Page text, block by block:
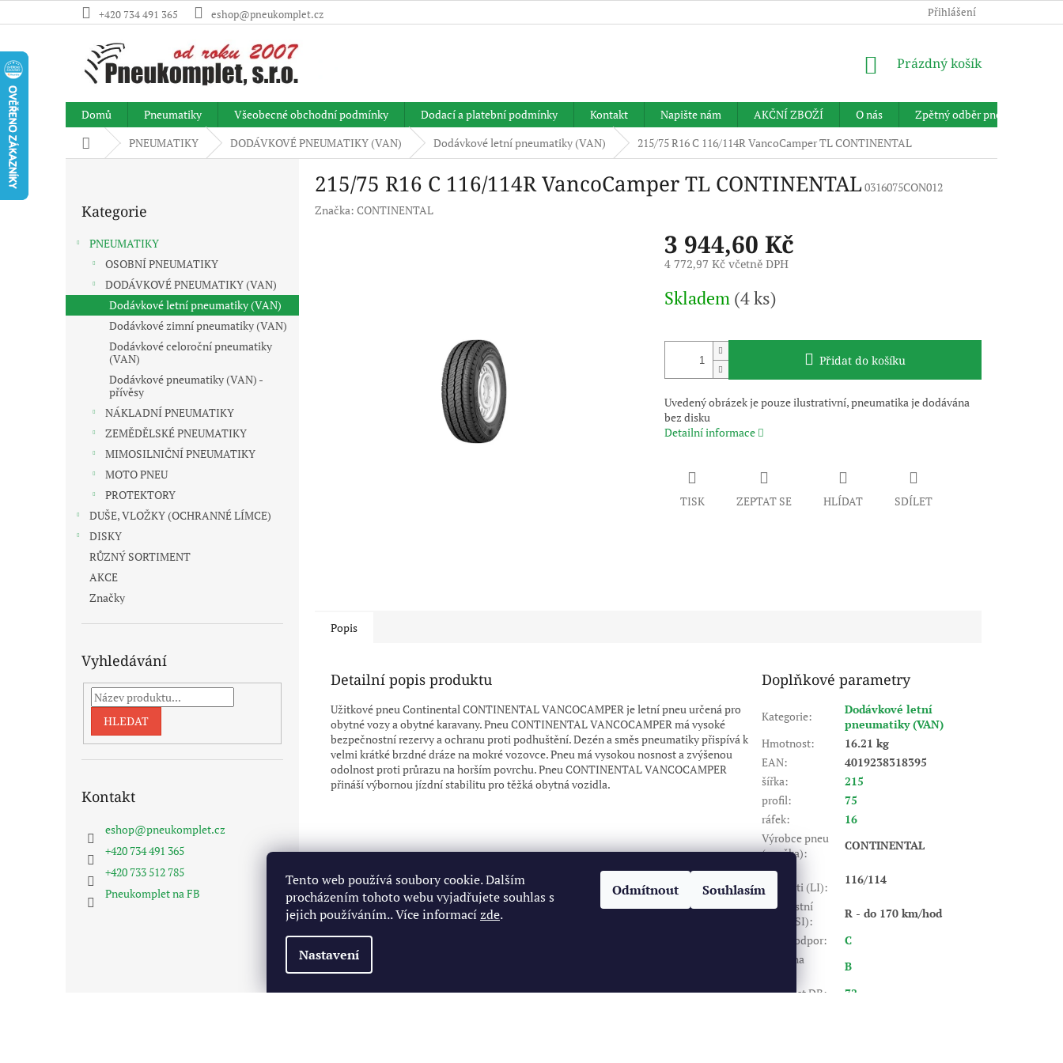
Tento web používá soubory cookie. Dalším
procházením tohoto webu vyjadřujete souhlas s
jejich používáním.. Více informacízde.
Nastavení
Odmítnout Souhlasím
na
+420 734 491 365 eshop@pneukomplet.cz Přihlášení
NÁKUPNÍ
Prázdný košík
Domů Pneumatiky Všeobecné obchodní podmínky Dodací a platební podmínky Kontakt Napište nám AKČNÍ ZBOŽÍ O nás
Zpětný odběr pneumatik
Domů PNEUMATIKY DODÁVKOVÉ PNEUMATIKY (VAN) Dodávkové letní pneumatiky (VAN) 215/75 R16 C 116/114R VancoCamper TL CONTINENTAL
kategorie
Kategorie
PNEUMATIKY
OSOBNÍ PNEUMATIKY
DODÁVKOVÉ PNEUMATIKY (VAN)
Dodávkové letní pneumatiky (VAN)
Dodávkové zimní pneumatiky (VAN)
Dodávkové celoroční pneumatiky
(VAN)
Dodávkové pneumatiky (VAN) -
přívěsy
NÁKLADNÍ PNEUMATIKY
ZEMĚDĚLSKÉ PNEUMATIKY
MIMOSILNIČNÍ PNEUMATIKY
MOTO PNEU
PROTEKTORY
DUŠE, VLOŽKY (OCHRANNÉ LÍMCE)
DISKY
RŮZNÝ SORTIMENT
AKCE
Značky
Vyhledávání
HLEDAT
Kontakt
eshop@pneukomplet.cz
+420 734 491 365
+420 733 512 785
Pneukomplet na FB
215/75 R16 C 116/114R VancoCamper TL CONTINENTAL 0316075CON012
Značka: CONTINENTAL
3 944,60 Kč
4 772,97 Kč včetně DPH
cena:
Skladem (4 ks)
Přidat do košíku
Uvedený obrázek je pouze ilustrativní, pneumatika je dodávána
bez disku
Detailní informace
TISK ZEPTAT SE HLÍDAT SDÍLET
Popis
Detailní popis produktu
Užitkové pneu Continental CONTINENTAL VANCOCAMPER je letní pneu určená pro
obytné vozy a obytné karavany. Pneu CONTINENTAL VANCOCAMPER má vysoké
bezpečnostní rezervy a ochranu proti podhuštění. Dezén a směs pneumatiky přispívá k
velmi krátké brzdné dráze na mokré vozovce. Pneu má vysokou nosnost a zvýšenou
odolnost proti průrazu na horším povrchu. Pneu CONTINENTAL VANCOCAMPER
přináší výbornou jízdní stabilitu pro těžká obytná vozidla.
Doplňkové parametry
Kategorie:
Dodávkové letní
pneumatiky (VAN)
Hmotnost:
16.21 kg
EAN:
4019238318395
šířka:
215
profil:
75
ráfek:
16
Výrobce pneu
(značka):
CONTINENTAL
Index
nosnosti (LI):
116/114
Rychlostní
index (SI):
R - do 170 km/hod
Valivý odpor:
C
Záběr na
B
Hlučnost DB: 72